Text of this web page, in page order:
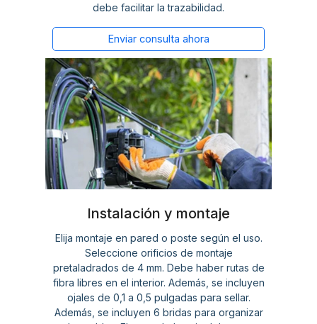
debe facilitar la trazabilidad.
Enviar consulta ahora
Instalación y montaje
Elija montaje en pared o poste según el uso.
Seleccione orificios de montaje
pretaladrados de 4 mm. Debe haber rutas de
fibra libres en el interior. Además, se incluyen
ojales de 0,1 a 0,5 pulgadas para sellar.
Además, se incluyen 6 bridas para organizar